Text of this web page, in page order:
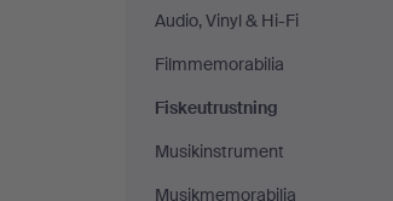
Audio, Vinyl & Hi-Fi
Filmmemorabilia
Fiskeutrustning
Musikinstrument
Musikmemorabilia